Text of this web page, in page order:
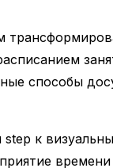
способы
к